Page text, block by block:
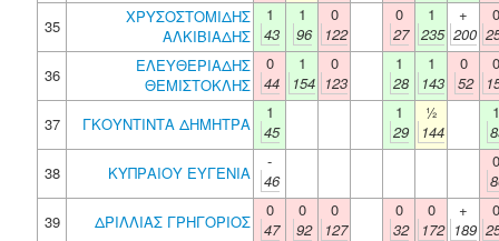
35
ΧΡΥΣΟΣΤΟΜΙΔΗΣ
ΑΛΚΙΒΙΑΔΗΣ
1
43
1
96
0
122
0
27
1
235
+
200
0
36
ΕΛΕΥΘΕΡΙΑΔΗΣ
ΘΕΜΙΣΤΟΚΛΗΣ
0
44
1
154
0
123
1
28
1
143
0
52
0
37
ΓΚΟΥΝΤΙΝΤΑ ΔΗΜΗΤΡΑ
1
45
1
29
½
144
1
38
ΚΥΠΡΑΙΟΥ ΕΥΓΕΝΙΑ
-
46
0
39
ΔΡΙΛΛΙΑΣ ΓΡΗΓΟΡΙΟΣ
0
47
0
92
0
127
0
32
0
172
+
189
0